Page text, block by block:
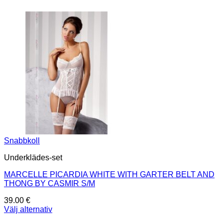
Snabbkoll
Underklädes-set
MARCELLE PICARDIA WHITE WITH GARTER BELT AND
THONG BY CASMIR S/M
39.00 €
Välj alternativ